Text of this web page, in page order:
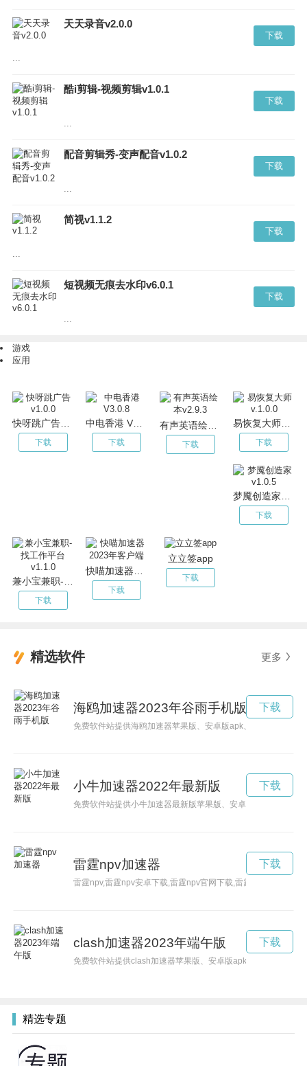
天天录音v2.0.0
...
下载
酷i剪辑-视频剪辑v1.0.1
...
下载
配音剪辑秀-变声配音v1.0.2
...
下载
简视v1.1.2
...
下载
短视频无痕去水印v6.0.1
...
下载
游戏
应用
快呀跳广告v1.0.0
下载 下载
有声英语绘本v2.9.3
下载 下载
下载
下载
下载
立立签app
下载
精选软件 更多
海鸥加速器2023年谷雨手机版
免费软件站提供海鸥加速器苹果版、安卓版apk、PC版等版本
下载
小牛加速器2022年最新版
免费软件站提供小牛加速器最新版苹果版、安卓版apk、PC版
下载
雷霆npv加速器
雷霆npv,雷霆npv安卓下载,雷霆npv官网下载,雷霆npv加速器,雷
下载
clash加速器2023年端午版
免费软件站提供clash加速器苹果版、安卓版apk、PC版等版本
下载
精选专题